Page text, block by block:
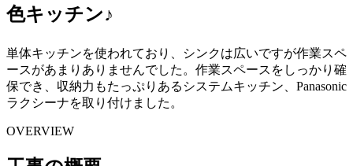
色キッチン♪
単体キッチンを使われており、シンクは広いですが作業スペ
ースがあまりありませんでした。作業スペースをしっかり確
保でき、収納力もたっぷりあるシステムキッチン、Panasonic
ラクシーナを取り付けました。
OVERVIEW